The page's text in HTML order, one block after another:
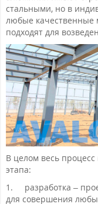
стальными, но в
любые качественные
подходят для
В целом весь
этапа:
1.
разработка –
для совершения